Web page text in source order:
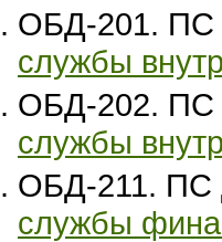
ОБД-201.
службы
ОБД-202. ПС
службы
ОБД-211. ПС
службы